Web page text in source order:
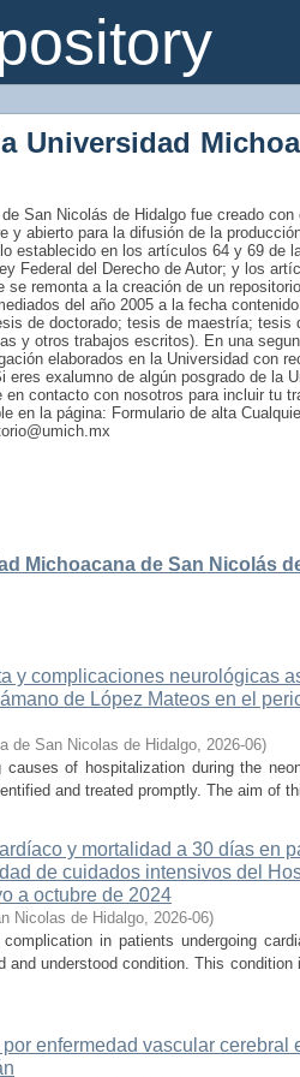
Universidad
San Nicolás de Hidalgo fue creado con
y abierto para la difusión de la
establecido en los artículos 64 y 69 de
Federal del Derecho de Autor; y los
remonta a la creación de un
del año 2005 a la fecha
de doctorado; tesis de maestría; tesis
y otros trabajos escritos). En una
elaborados en la Universidad con
exalumno de algún posgrado de la
contacto con nosotros para incluir tu
en la página: Formulario de alta
Michoacana de San Nicolás
y complicaciones neurológicas
de López Mateos en el
de San Nicolas de Hidalgo, 2026-06)
of hospitalization during the
and treated promptly. The aim of
y mortalidad a 30 días en
de cuidados intensivos del
a octubre de 2024
Nicolas de Hidalgo, 2026-06)
in patients undergoing
understood condition. This condition
enfermedad vascular cerebral